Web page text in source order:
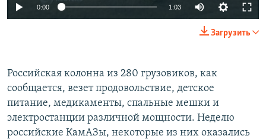
0:00 1:03
Загрузить
​Российская колонна из 280 грузовиков, как
сообщается, везет продовольствие, детское
питание, медикаменты, спальные мешки и
электростанции различной мощности. Неделю
российские КамАЗы, некоторые из них оказались